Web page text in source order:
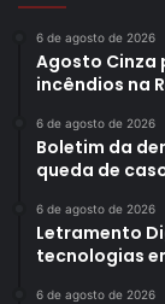
Gostei
Etiquetas
Caixa de
Fundo Previdenciário
6 de agosto de 2026
Agosto Cinza
incêndios na
6 de agosto de 2026
Boletim da
queda de
6 de agosto de 2026
Letramento
tecnologias
6 de agosto de 2026